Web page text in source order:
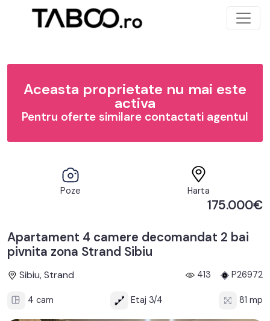
Aceasta proprietate nu mai este
activa
Pentru oferte similare contactati agentul
Poze Harta
175.000€
Apartament 4 camere decomandat 2 bai
pivnita zona Strand Sibiu
Sibiu, Strand 413 P26972
4 cam Etaj 3/4 81 mp